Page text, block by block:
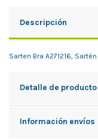
Descripción
Sarten Bra A271216,
Detalle de producto
Información envíos